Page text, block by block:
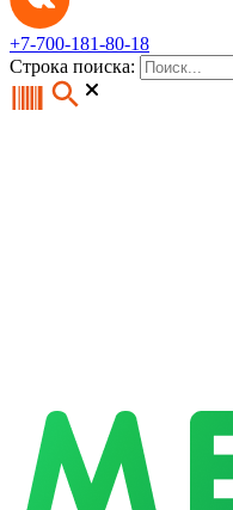
+7-700-181-80-18
Строка поиска: